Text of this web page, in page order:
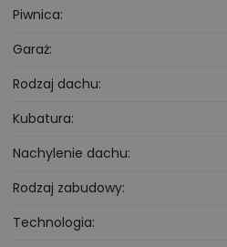
Piwnica
Garaż
Rodzaj dachu
Kubatura
Nachylenie dachu
Rodzaj zabudowy
Technologia